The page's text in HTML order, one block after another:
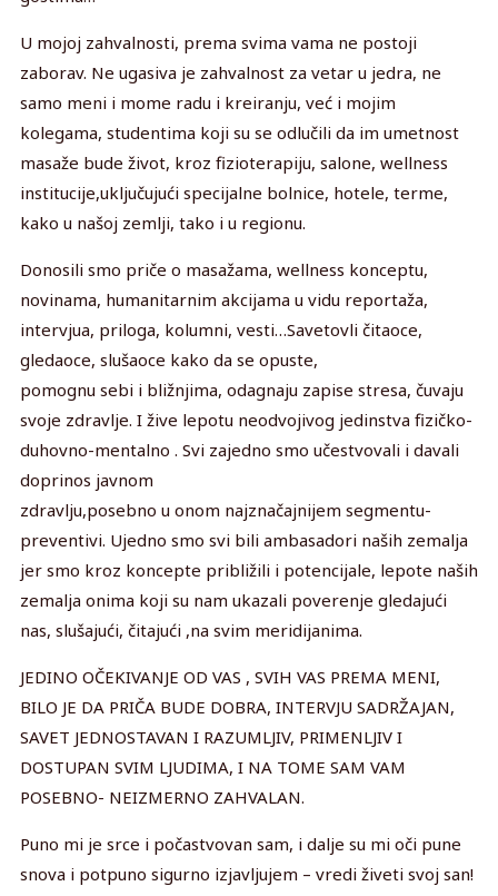
U mojoj zahvalnosti, prema svima vama ne postoji
zaborav. Ne ugasiva je zahvalnost za vetar u jedra, ne
samo meni i mome radu i kreiranju, već i mojim
kolegama, studentima koji su se odlučili da im umetnost
masaže bude život, kroz fizioterapiju, salone, wellness
institucije,uključujući specijalne bolnice, hotele, terme,
kako u našoj zemlji, tako i u regionu.
Donosili smo priče o masažama, wellness konceptu,
novinama, humanitarnim akcijama u vidu reportaža,
intervjua, priloga, kolumni, vesti…Savetovli čitaoce,
gledaoce, slušaoce kako da se opuste,
pomognu sebi i bližnjima, odagnaju zapise stresa, čuvaju
svoje zdravlje. I žive lepotu neodvojivog jedinstva fizičko-
duhovno-mentalno . Svi zajedno smo učestvovali i davali
doprinos javnom
zdravlju,posebno u onom najznačajnijem segmentu-
preventivi. Ujedno smo svi bili ambasadori naših zemalja
jer smo kroz koncepte približili i potencijale, lepote naših
zemalja onima koji su nam ukazali poverenje gledajući
nas, slušajući, čitajući ,na svim meridijanima.
JEDINO OČEKIVANJE OD VAS , SVIH VAS PREMA MENI,
BILO JE DA PRIČA BUDE DOBRA, INTERVJU SADRŽAJAN,
SAVET JEDNOSTAVAN I RAZUMLJIV, PRIMENLJIV I
DOSTUPAN SVIM LJUDIMA, I NA TOME SAM VAM
POSEBNO- NEIZMERNO ZAHVALAN.
Puno mi je srce i počastvovan sam, i dalje su mi oči pune
snova i potpuno sigurno izjavljujem – vredi živeti svoj san!